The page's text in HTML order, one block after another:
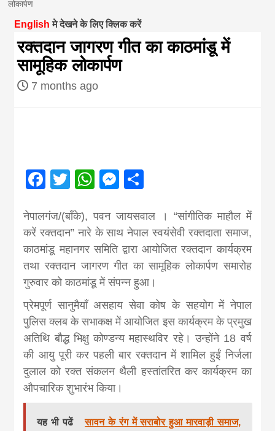
magazine of
Nepal brings
news in hindi
news,
khabar
लोकार्पण
English मे देखने के लिए क्लिक करें
रक्तदान जागरण गीत का काठमांडू में
सामूहिक लोकार्पण
7 months ago
Facebook
Twitter
WhatsApp
Messenger
नेपालगंज/(बाँके), पवन जायसवाल । “सांगीतिक माहौल में
करें रक्तदान” नारे के साथ नेपाल स्वयंसेवी रक्तदाता समाज,
काठमांडू महानगर समिति द्वारा आयोजित रक्तदान कार्यक्रम
तथा रक्तदान जागरण गीत का सामूहिक लोकार्पण समारोह
गुरुवार को काठमांडू में संपन्न हुआ।
प्रेमपूर्ण सानुमैयाँ असहाय सेवा कोष के सहयोग में नेपाल
पुलिस क्लब के सभाकक्ष में आयोजित इस कार्यक्रम के प्रमुख
अतिथि बौद्ध भिक्षु कोण्डन्य महास्थविर रहे। उन्होंने 18 वर्ष
की आयु पूरी कर पहली बार रक्तदान में शामिल हुईं निर्जला
दुलाल को रक्त संकलन थैली हस्तांतरित कर कार्यक्रम का
औपचारिक शुभारंभ किया।
यह भी पढें
सावन के रंग में सराबोर हुआ मारवाड़ी समाज,